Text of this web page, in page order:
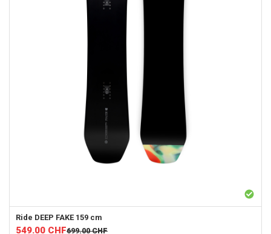
Ride DEEP FAKE 159 cm
549.00 CHF699.00 CHF